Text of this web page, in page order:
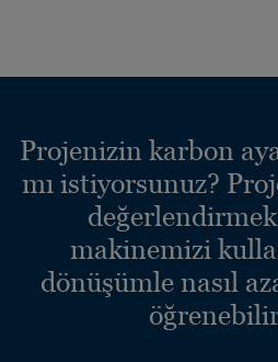
Projenizin karbon
mı istiyorsunuz?
makinemizi
dönüşümle nasıl